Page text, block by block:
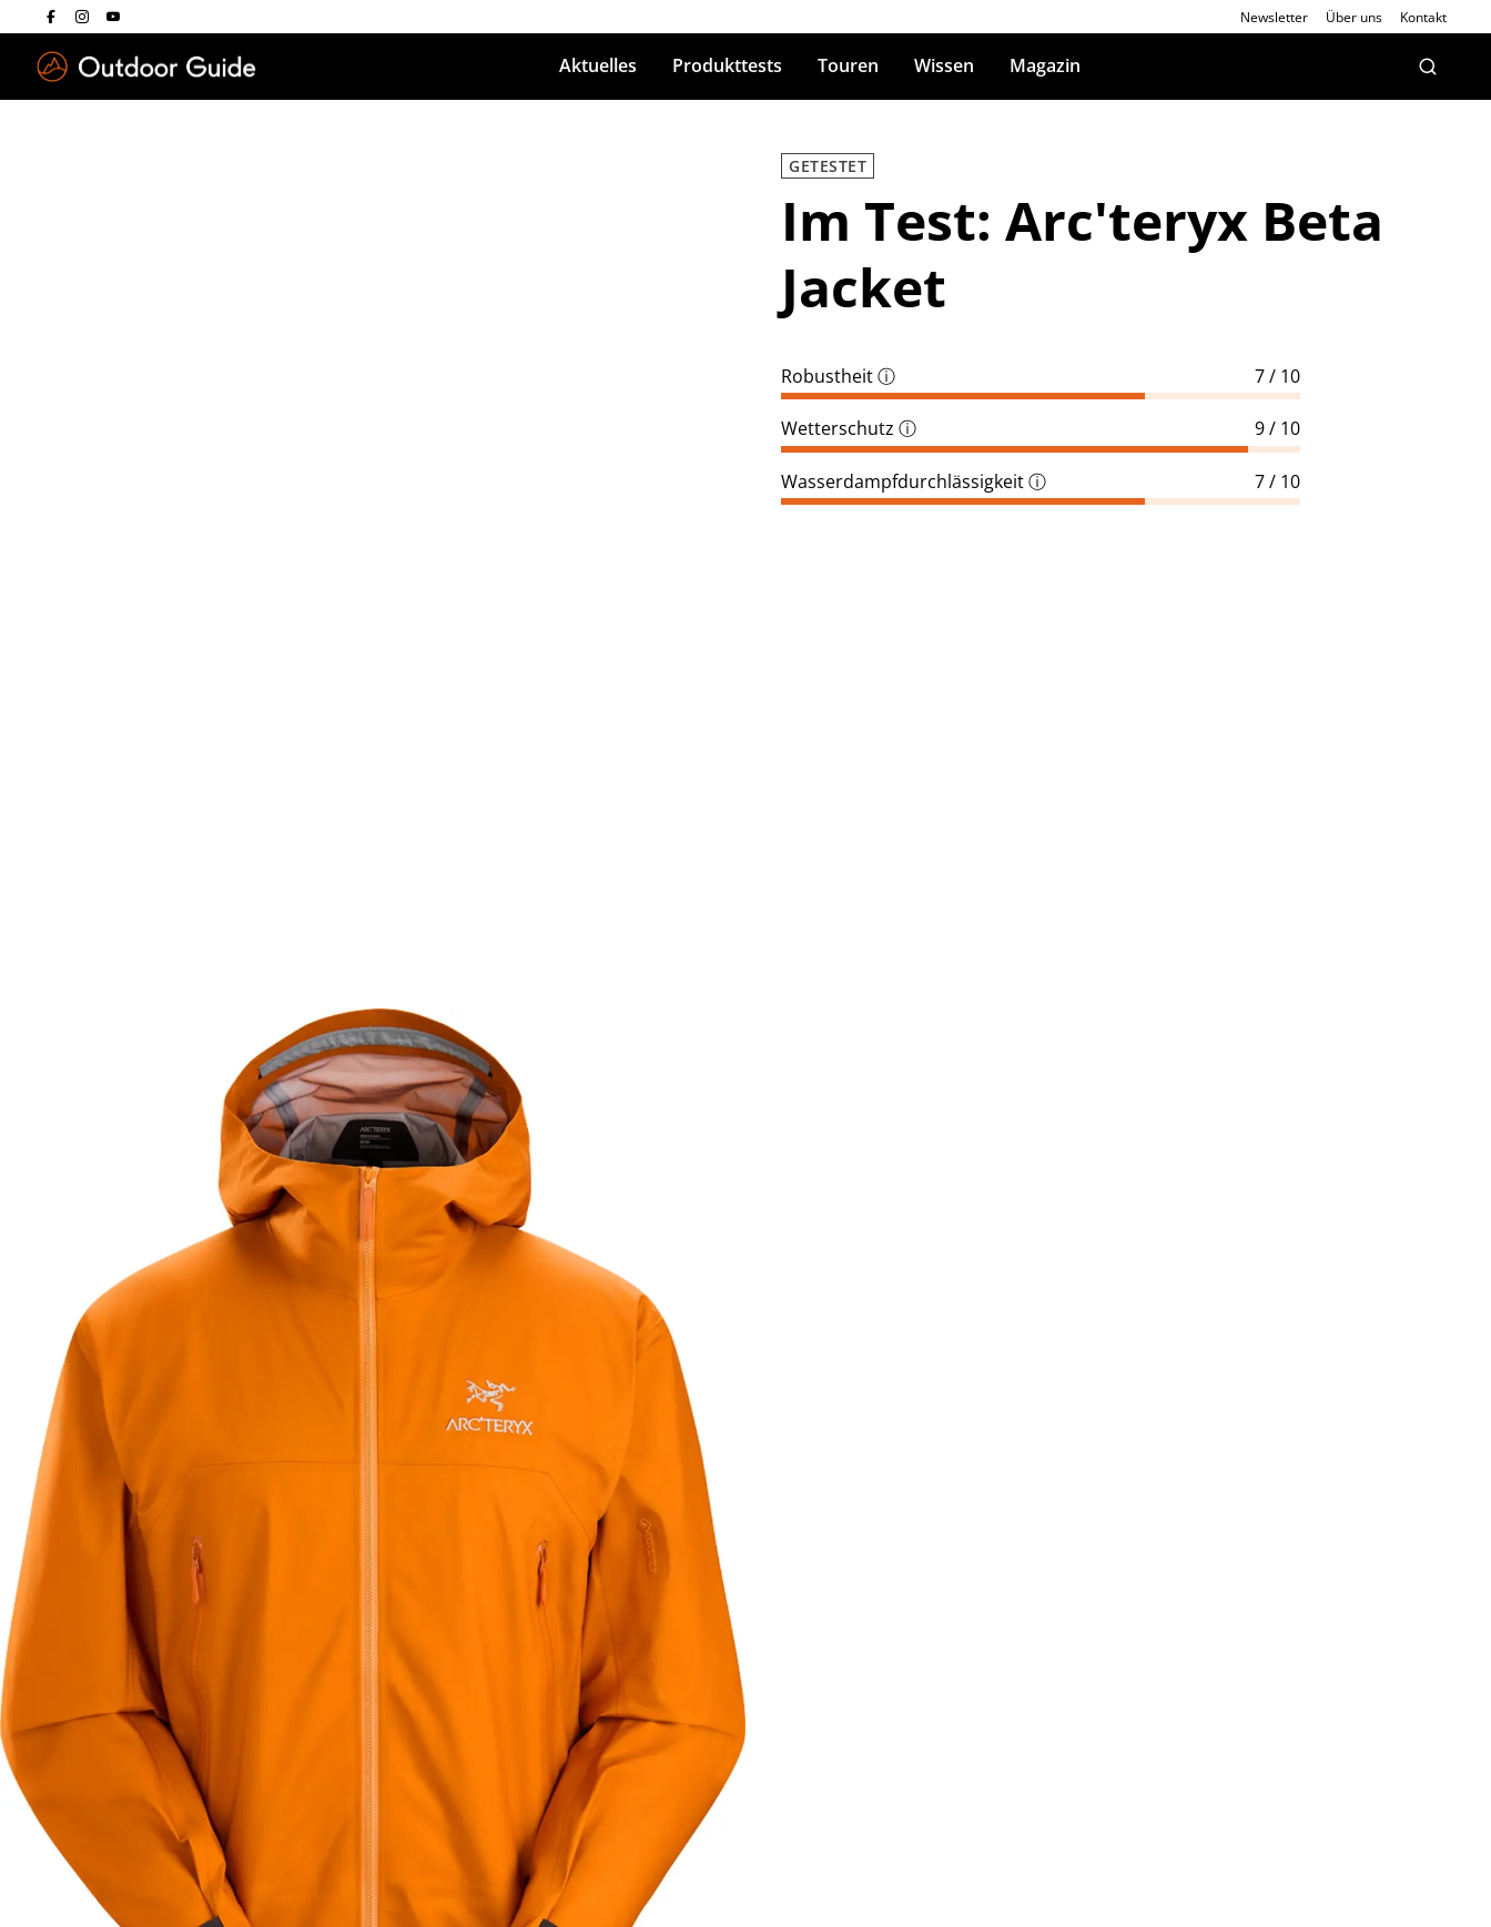
Newsletter Über uns Kontakt
Aktuelles Produkttests Touren Wissen Magazin
GETESTET
Im Test: Arc'teryx Beta
Jacket
Robustheitⓘ 7 / 10
Wetterschutz ⓘ 9 / 10
Wasserdampfdurchlässigkeitⓘ 7 / 10